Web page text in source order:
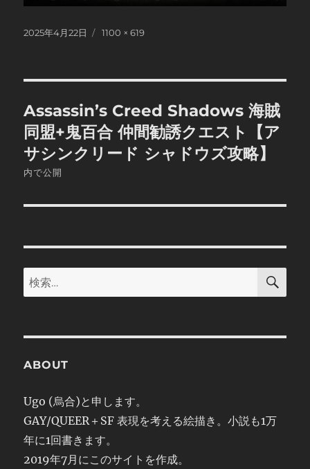
投
2025年4月22日
フ
1100 × 619
稿
ナ
ビ
ゲ
ー
シ
ョ
Assassin’s Creed Shadows 海賊
同盟+鬼百合 仲間勧誘クエスト【ア
サシンクリード シャドウズ攻略】
内で公開
検
索:
検
ABOUT
Ugo (烏合)と申します。
GAY/QUEER＋SF 表現を考える絵描き。小説も1万
年に1回書きます。
2019年7月にこのサイトを作成。